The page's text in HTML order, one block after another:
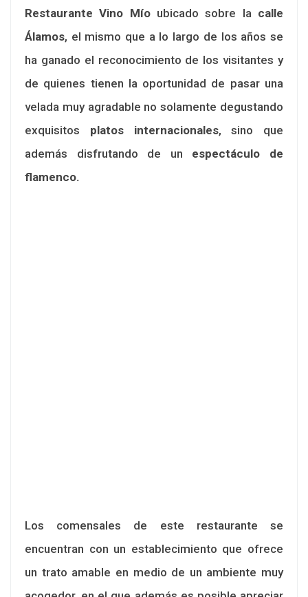
Restaurante Vino Míoubicado sobre la calle
Álamos, el mismo que a lo largo de los años se
ha ganado el reconocimiento de los visitantes y
de quienes tienen la oportunidad de pasar una
velada muy agradable no solamente degustando
exquisitos platos internacionales, sino que
además disfrutando de un espectáculo de
flamenco.
Los comensales de este restaurante se
encuentran con un establecimiento que ofrece
un trato amable en medio de un ambiente muy